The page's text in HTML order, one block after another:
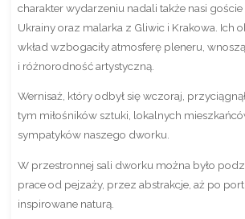
charakter wydarzeniu nadali także nasi
Ukrainy oraz malarka z Gliwic i Krakowa. Ich
wkład wzbogaciły atmosferę pleneru,
i różnorodność artystyczną.
Wernisaż, który odbył się wczoraj,
tym miłośników sztuki, lokalnych
sympatyków naszego dworku.
W przestronnej sali dworku można było
prace od pejzaży, przez abstrakcje, aż po
inspirowane naturą.